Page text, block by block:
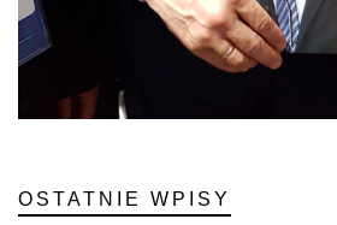
OSTATNIE WPISY